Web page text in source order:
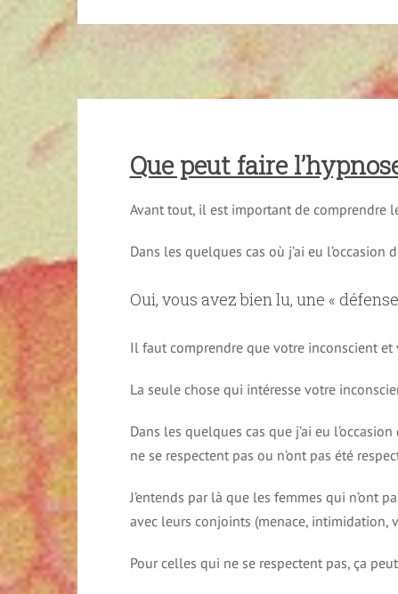
Que peut faire
Avant tout, il est important de comprendre
Dans les quelques cas où j’ai eu
Oui, vous avez bien lu, une « défense
Il faut comprendre que votre inconscient
La seule chose qui intéresse votre
Dans les quelques cas que j’ai eu
ne se respectent pas ou n’ont pas été
J’entends par là que les femmes qui n’ont
avec leurs conjoints (menace, intimidation,
Pour celles qui ne se respectent pas, ça